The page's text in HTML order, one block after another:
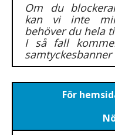
Om du
kan vi inte
behöver du hela
I så fall
För